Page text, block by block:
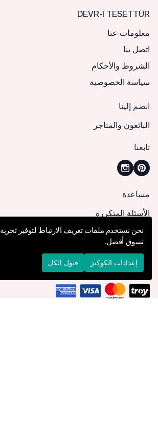
DEVR-I TESETTÜR
معلومات عنا
اتصل بنا
الشروط والأحكام
سياسة الخصوصية
انضم إلينا
البائعون والمتاجر
تابعنا
مساعدة
الأسئلة المتكررة
كيف يمكنني تقديم طلب؟
الشحن والتوصيل
الإرجاع والإلغاء
نحن نستخدم ملفات تعريف الارتباط لتوفير تجربة
تسوق أفضل.
إعدادات الكوكيز قبول الكل